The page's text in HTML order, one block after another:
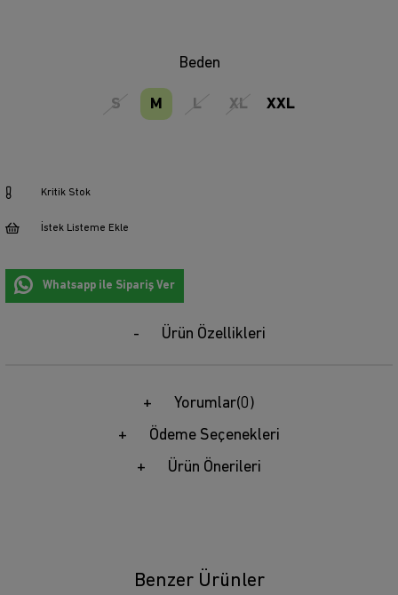
Beden
S M L XL XXL
Kritik Stok
İstek Listeme Ekle
Whatsapp ile Sipariş Ver
Ürün Özellikleri
Yorumlar(0)
Ödeme Seçenekleri
Ürün Önerileri
Benzer Ürünler